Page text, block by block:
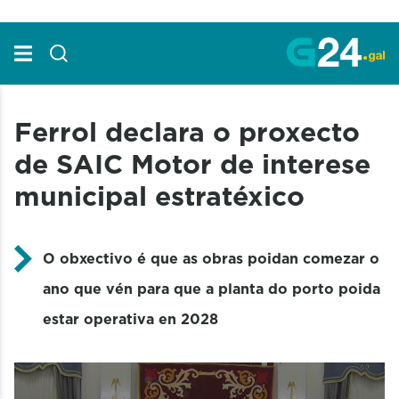
Ferrol declara o proxecto
de SAIC Motor de interese
municipal estratéxico
O obxectivo é que as obras poidan comezar o
ano que vén para que a planta do porto poida
estar operativa en 2028